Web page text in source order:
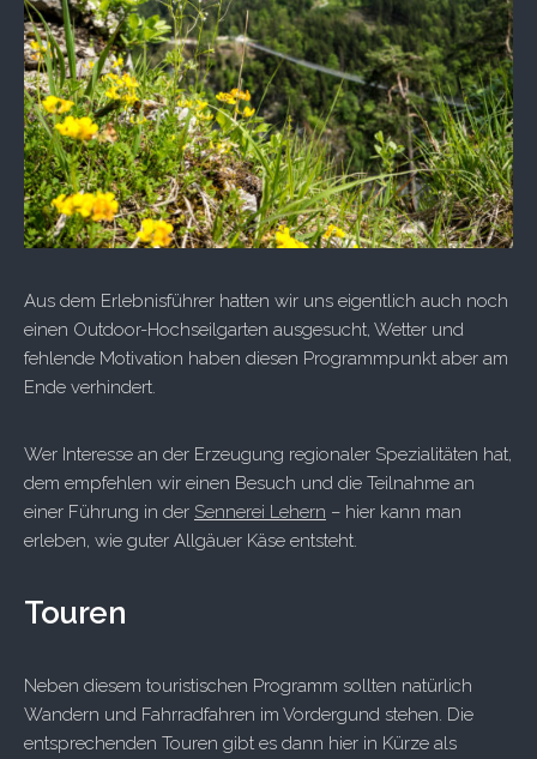
Aus dem Erlebnisführer hatten wir uns eigentlich auch noch
einen Outdoor-Hochseilgarten ausgesucht, Wetter und
fehlende Motivation haben diesen Programmpunkt aber am
Ende verhindert.
Wer Interesse an der Erzeugung regionaler Spezialitäten hat,
dem empfehlen wir einen Besuch und die Teilnahme an
einer Führung in der Sennerei Lehern – hier kann man
erleben, wie guter Allgäuer Käse entsteht.
Touren
Neben diesem touristischen Programm sollten natürlich
Wandern und Fahrradfahren im Vordergund stehen. Die
entsprechenden Touren gibt es dann hier in Kürze als